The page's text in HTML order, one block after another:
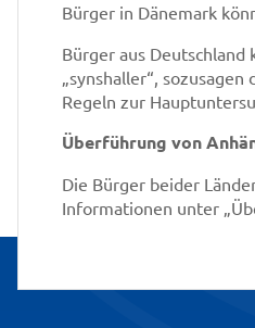
Bürger in Dänemark
Bürger aus Deutschland
„synshaller“, sozusagen
Regeln zur
Überführung von
Die Bürger beider
Informationen unter